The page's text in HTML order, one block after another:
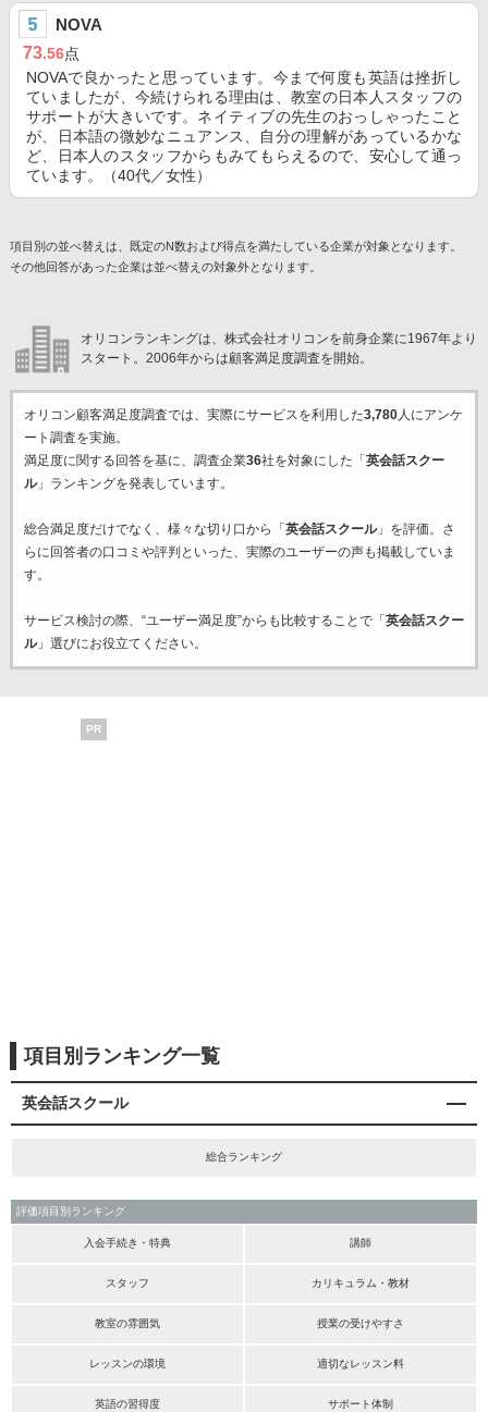
NOVA
73.56点
NOVAで良かったと思っています。今まで何度も英語は挫折し
ていましたが、今続けられる理由は、教室の日本人スタッフの
サポートが大きいです。ネイティブの先生のおっしゃったこと
が、日本語の微妙なニュアンス、自分の理解があっているかな
ど、日本人のスタッフからもみてもらえるので、安心して通っ
ています。（40代／女性）
項目別の並べ替えは、既定のN数および得点を満たしている企業が対象となります。
その他回答があった企業は並べ替えの対象外となります。
オリコンランキングは、株式会社オリコンを前身企業に1967年より
スタート。2006年からは顧客満足度調査を開始。
オリコン顧客満足度調査では、実際にサービスを利用した3,780人にアンケ
ート調査を実施。
満足度に関する回答を基に、調査企業36社を対象にした「 英会話スクー
ル」ランキングを発表しています。
総合満足度だけでなく、様々な切り口から「 英会話スクール」を評価。さ
らに回答者の口コミや評判といった、実際のユーザーの声も掲載していま
す。
サービス検討の際、“ユーザー満足度”からも比較することで「 英会話スクー
ル」選びにお役立てください。
PR
項目別ランキング一覧
英会話スクール
総合ランキング
評価項目別ランキング
入会手続き・特典 講師
スタッフ カリキュラム・教材
教室の雰囲気 授業の受けやすさ
レッスンの環境 適切なレッスン料
英語の習得度 サポート体制